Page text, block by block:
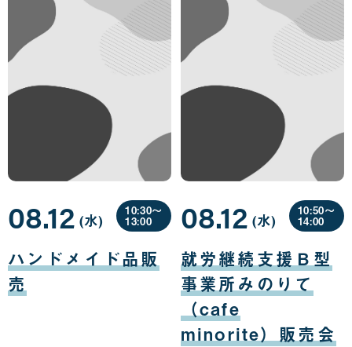
ハンドメイド品販
売
08.12
月
12
日
(水曜
日
)
10:30〜
13:00
就労継続支援Ｂ型
事業所みのりて
（cafe
minorite）販売会
08.12
月
12
日
(水曜
日
)
10:50〜
14:00